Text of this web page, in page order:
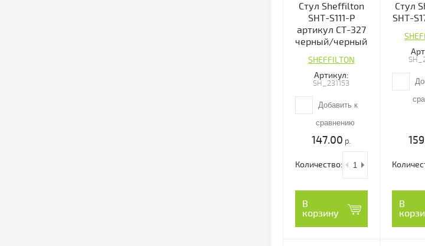
Стул Sheffilton
SHT-S111-P
артикул СТ-327
черный/черный
SHEFFILTON
Артикул:
SH_231153
Добавить к
сравнению
147.00 р.
Количество:
В
корзину
Стул
SHT-
В